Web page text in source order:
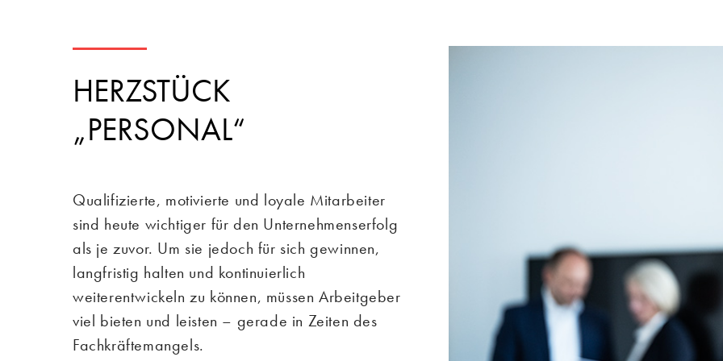
HERZSTÜCK
„PERSONAL“
Qualifizierte, motivierte und loyale Mitarbeiter
sind heute wichtiger für den Unternehmenserfolg
als je zuvor. Um sie jedoch für sich gewinnen,
langfristig halten und kontinuierlich
weiterentwickeln zu können, müssen Arbeitgeber
viel bieten und leisten – gerade in Zeiten des
Fachkräftemangels.